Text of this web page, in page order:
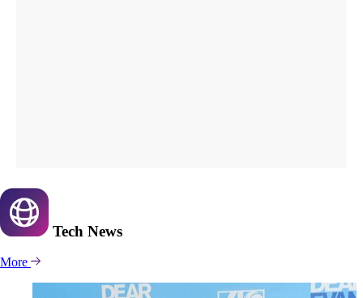
Tech News
More